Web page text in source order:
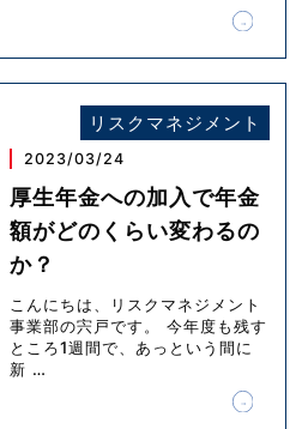
リスクマネジメント
2023/03/24
厚生年金への加入で年金
額がどのくらい変わるの
か？
こんにちは、リスクマネジメント
事業部の宍戸です。 今年度も残す
ところ1週間で、あっという間に
新 …